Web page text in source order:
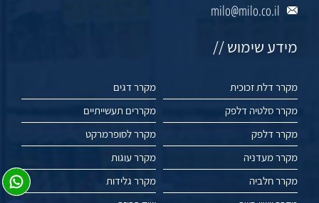
milo@milo.co.il
מידע שימוש //
מקרר דלת זכוכית
מקרר דגים
מקרר סלטיה דלפק
מקררים תעשייתיים
מקרר דלפק
מקרר לסופרמרקט
מקרר מעדניה
מקרר עוגות
מקרר חלביה
מקרר גלידות